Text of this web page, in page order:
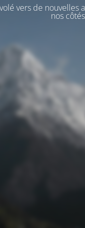
vers de
nos